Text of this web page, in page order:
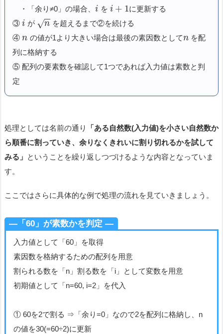
・「余り≠0」の場合、 i を i + 1に更新する
③ i が n
−
−
√
を超えるまで②を続ける
④ n の値が1より大きい場合は最後の素因数としてn を配
列に格納する
⑤ 配列の要素数を確認して1つであれば入力値は素数と判
定
処理としては名前の通り
「ある自然数(入力値)を小さい自然数か
ら順番に割っていき、余りなくきれいに割り切れるかを試して
みる」 ということを繰り返しつづけるような内容となっていま
す。
ここではさらに具体的な例で処理の流れを見ていきましょう。
―「60」が素数かを判定 ―
入力値として「60」を取得
素因数を格納するための配列を用意
割られる数を「n」割る数を「i」として変数を用意
初期値として「n=60, i=2」を代入
① 60を2で割る ⇒「余り=0」なので2を配列に格納し、n
の値を30(=60÷2)に更新